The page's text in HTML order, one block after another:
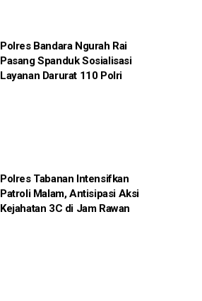
Polres Bandara Ngurah Rai
Pasang Spanduk Sosialisasi
Layanan Darurat 110 Polri
Polres Tabanan Intensifkan
Patroli Malam, Antisipasi Aksi
Kejahatan 3C di Jam Rawan